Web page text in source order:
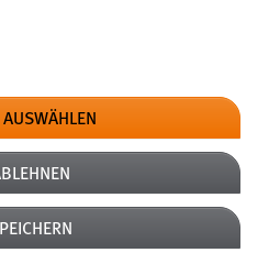
und den Teilzeit-Bachelor-
an der OTH